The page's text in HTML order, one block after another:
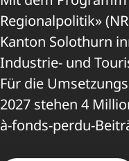
Regionalpolitik»
Kanton Solothurn
Industrie- und
Für die
2027 stehen 4
à-fonds-perdu-